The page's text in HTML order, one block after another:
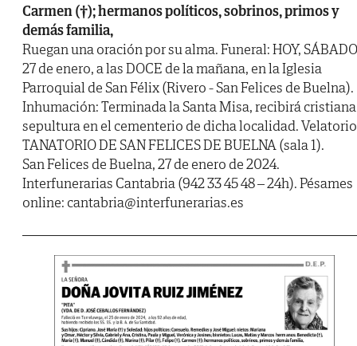
Carmen (†); hermanos políticos, sobrinos, primos y
demás familia,
Ruegan una oración por su alma. Funeral: HOY,
27 de enero, a las DOCE de la mañana, en la Iglesia
Parroquial de San Félix (Rivero - San Felices de Buelna).
Inhumación: Terminada la Santa Misa, recibirá cristiana
sepultura en el cementerio de dicha localidad.
TANATORIO DE SAN FELICES DE BUELNA (sala 1).
San Felices de Buelna, 27 de enero de 2024.
Interfunerarias Cantabria (942 33 45 48 – 24h). Pésames
online: cantabria@interfunerarias.es